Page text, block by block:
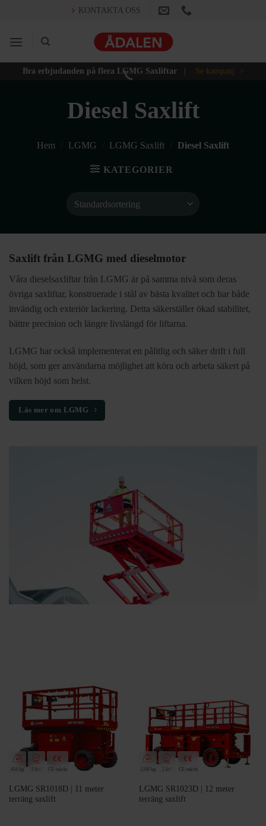
content
KONTAKTA OSS
Bra erbjudanden på flera LGMG Saxliftar | Se kampanj >
Diesel Saxlift
Hem LGMG LGMG Saxlift Diesel Saxlift
KATEGORIER
Saxlift från LGMG med dieselmotor
Våra dieselsaxliftar från LGMG är på samma nivå som deras
övriga saxliftar, konstruerade i stål av bästa kvalitet och har både
invändig och exteriör lackering. Detta säkerställer ökad stabilitet,
bättre precision och längre livslängd för liftarna.
LGMG har också implementerat en pålitlig och säker drift i full
höjd, som ger användarna möjlighet att köra och arbeta säkert på
vilken höjd som helst.
Läs mer om LGMG
454 kg 2 år! CE-märkt
LGMG SR1018D | 11 meter
terräng saxlift
1100 kg 2 år! CE-märkt
LGMG SR1023D | 12 meter
terräng saxlift